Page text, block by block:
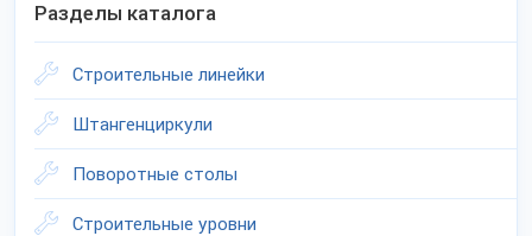
Разделы каталога
Строительные линейки
Штангенциркули
Поворотные столы
Строительные уровни